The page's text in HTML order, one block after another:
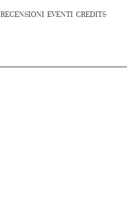
RECENSIONI EVENTI CREDITS